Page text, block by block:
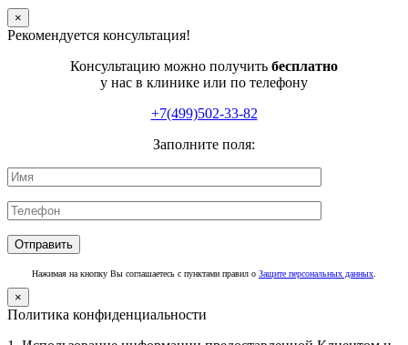
×
Рекомендуется консультация!
Консультацию можно получить бесплатно
у нас в клинике или по телефону
+7(499)502-33-82
Заполните поля:
Нажимая на кнопку Вы соглашаетесь с пунктами правил о Защите персональных данных
×
Политика конфиденциальности